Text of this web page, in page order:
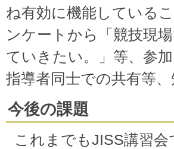
ね有効に機能している
ンケートから「競技現
ていきたい。」等、参
指導者同士での共有等
今後の課題
これまでもJISS講習